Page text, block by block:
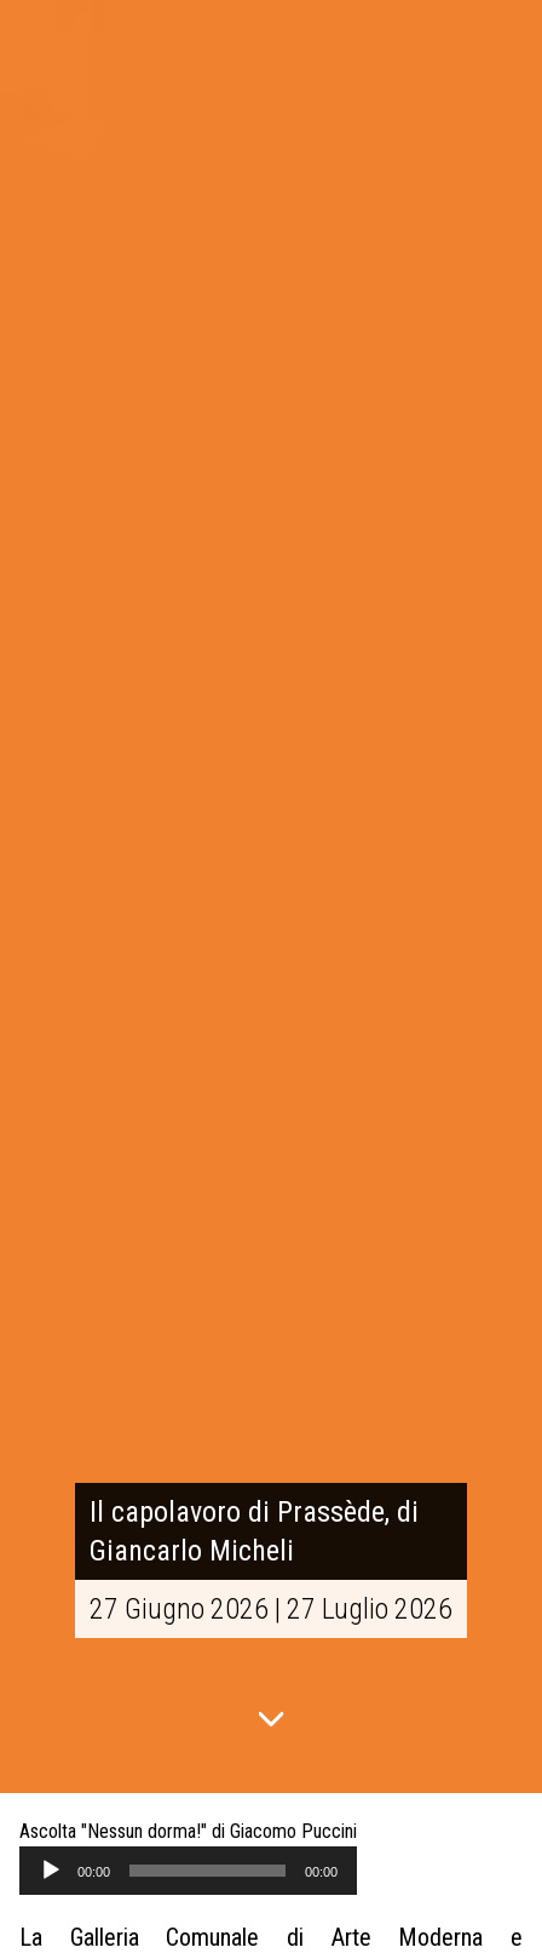
Il capolavoro di Prassède, di
Giancarlo Micheli
27 Giugno 2026 | 27 Luglio 2026
Ascolta "Nessun dorma!" di Giacomo Puccini
Audio
00:00 00:00
La Galleria Comunale di Arte Moderna e